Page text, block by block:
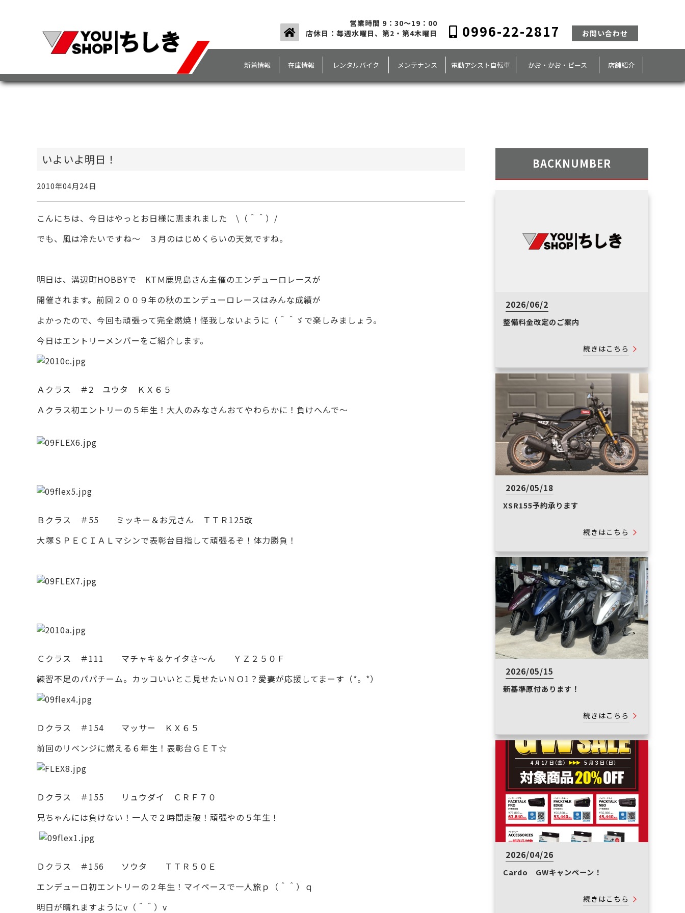
営業時間 9：30～19：00
店休日：毎週水曜日、第2・第4木曜日
0996-22-2817 お問い合わせ
新着情報 在庫情報 レンタルバイク メンテナンス 電動アシスト自転車 かお・かお・ピース 店舗紹介
いよいよ明日！
2010年04月24日
こんにちは、今日はやっとお日様に恵まれました \（＾＾）/
でも、風は冷たいですね～ ３月のはじめくらいの天気ですね。
明日は、溝辺町HOBBYで KTＭ鹿児島さん主催のエンデューロレースが
開催されます。前回２００９年の秋のエンデューロレースはみんな成績が
よかったので、今回も頑張って完全燃焼！怪我しないように（＾＾ゞで楽しみましょう。
今日はエントリーメンバーをご紹介します。
Ａクラス ＃2 ユウタ ＫＸ６５
Ａクラス初エントリーの５年生！大人のみなさんおてやわらかに！負けへんで～
Ｂクラス ＃55 ミッキー＆お兄さん ＴＴＲ125改
大塚ＳＰＥＣＩＡＬマシンで表彰台目指して頑張るぞ！体力勝負！
Ｃクラス ＃111 マチャキ＆ケイタさ～ん ＹＺ２５０Ｆ
練習不足のパパチーム。カッコいいとこ見せたいＮＯ1？愛妻が応援してまーす（*。*）
Ｄクラス ＃154 マッサー ＫＸ６５
前回のリベンジに燃える６年生！表彰台ＧＥＴ☆
Ｄクラス ＃155 リュウダイ ＣＲＦ７０
兄ちゃんには負けない！一人で２時間走破！頑張やの５年生！
Ｄクラス ＃156 ソウタ ＴＴＲ５０Ｅ
エンデューロ初エントリーの２年生！マイペースで一人旅ｐ（＾＾）ｑ
明日が晴れますようにv（＾＾）v
BACKNUMBER
2026/06/2
整備料金改定のご案内
続きはこちら
2026/05/18
XSR155予約承ります
続きはこちら
2026/05/15
新基準原付あります！
続きはこちら
2026/04/26
Cardo GWキャンペーン！
続きはこちら